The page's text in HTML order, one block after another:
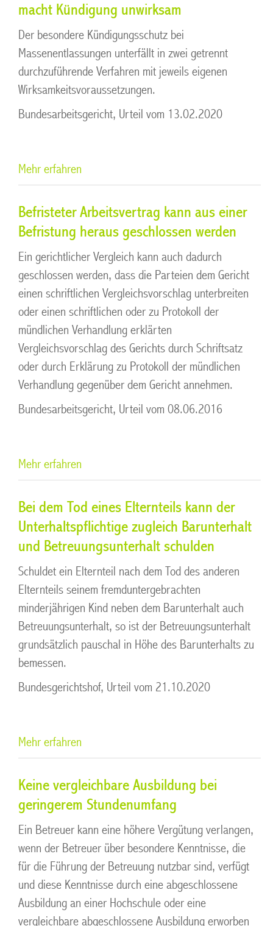
macht Kündigung unwirksam
Der besondere Kündigungsschutz bei
Massenentlassungen unterfällt in zwei getrennt
durchzuführende Verfahren mit jeweils eigenen
Wirksamkeitsvoraussetzungen.
Bundesarbeitsgericht, Urteil vom 13.02.2020
Mehr erfahren
Befristeter Arbeitsvertrag kann aus einer
Befristung heraus geschlossen werden
Ein gerichtlicher Vergleich kann auch dadurch
geschlossen werden, dass die Parteien dem Gericht
einen schriftlichen Vergleichsvorschlag unterbreiten
oder einen schriftlichen oder zu Protokoll der
mündlichen Verhandlung erklärten
Vergleichsvorschlag des Gerichts durch Schriftsatz
oder durch Erklärung zu Protokoll der mündlichen
Verhandlung gegenüber dem Gericht annehmen.
Bundesarbeitsgericht, Urteil vom 08.06.2016
Mehr erfahren
Bei dem Tod eines Elternteils kann der
Unterhaltspflichtige zugleich Barunterhalt
und Betreuungsunterhalt schulden
Schuldet ein Elternteil nach dem Tod des anderen
Elternteils seinem fremduntergebrachten
minderjährigen Kind neben dem Barunterhalt auch
Betreuungsunterhalt, so ist der Betreuungsunterhalt
grundsätzlich pauschal in Höhe des Barunterhalts zu
bemessen.
Bundesgerichtshof, Urteil vom 21.10.2020
Mehr erfahren
Keine vergleichbare Ausbildung bei
geringerem Stundenumfang
Ein Betreuer kann eine höhere Vergütung verlangen,
wenn der Betreuer über besondere Kenntnisse, die
für die Führung der Betreuung nutzbar sind, verfügt
und diese Kenntnisse durch eine abgeschlossene
Ausbildung an einer Hochschule oder eine
vergleichbare abgeschlossene Ausbildung erworben